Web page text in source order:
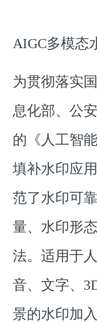
AIGC多模态
为贯彻落实
息化部、公
的《人工智
填补水印应
范了水印可
量、水印形
法。适用于
音、文字、
景的水印加